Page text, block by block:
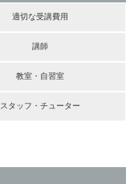
適切な受講費用
講師
教室・自習室
スタッフ・チューター